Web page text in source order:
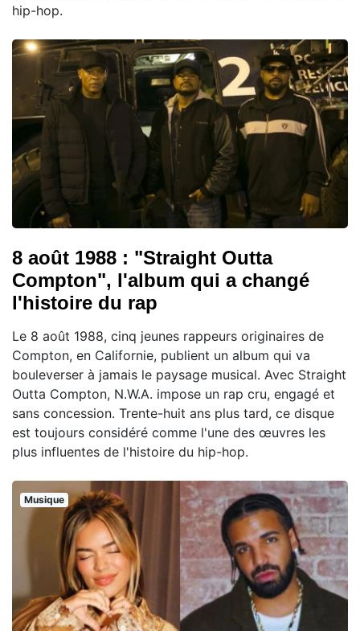
hip-hop.
8 août 1988 : "Straight Outta
Compton", l'album qui a changé
l'histoire du rap
Le 8 août 1988, cinq jeunes rappeurs originaires de
Compton, en Californie, publient un album qui va
bouleverser à jamais le paysage musical. Avec Straight
Outta Compton, N.W.A. impose un rap cru, engagé et
sans concession. Trente-huit ans plus tard, ce disque
est toujours considéré comme l'une des œuvres les
plus influentes de l'histoire du hip-hop.
Musique